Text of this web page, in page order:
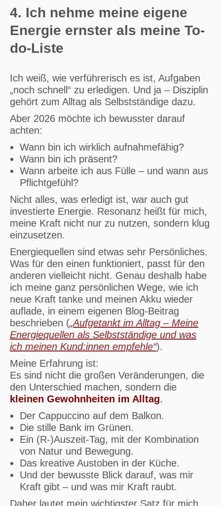
4. Ich nehme meine eigene
Energie ernster als meine To-
do-Liste
Ich weiß, wie verführerisch es ist, Aufgaben
„noch schnell“ zu erledigen. Und ja – Disziplin
gehört zum Alltag als Selbstständige dazu.
Aber 2026 möchte ich bewusster darauf
achten:
Wann bin ich wirklich aufnahmefähig?
Wann bin ich präsent?
Wann arbeite ich aus Fülle – und wann aus
Pflichtgefühl?
Nicht alles, was erledigt ist, war auch gut
investierte Energie. Resonanz heißt für mich,
meine Kraft nicht nur zu nutzen, sondern klug
einzusetzen.
Energiequellen sind etwas sehr Persönliches.
Was für den einen funktioniert, passt für den
anderen vielleicht nicht. Genau deshalb habe
ich meine ganz persönlichen Wege, wie ich
neue Kraft tanke und meinen Akku wieder
auflade, in einem eigenen Blog-Beitrag
beschrieben („Aufgetankt im Alltag – Meine
Energiequellen als Selbstständige und was
ich meinen Kund:innen empfehle“).
Meine Erfahrung ist:
Es sind nicht die großen Veränderungen, die
den Unterschied machen, sondern die
kleinen Gewohnheiten im Alltag.
Der Cappuccino auf dem Balkon.
Die stille Bank im Grünen.
Ein (R-)Auszeit-Tag, mit der Kombination
von Natur und Bewegung.
Das kreative Austoben in der Küche.
Und der bewusste Blick darauf, was mir
Kraft gibt – und was mir Kraft raubt.
Daher lautet mein wichtigster Satz für mich